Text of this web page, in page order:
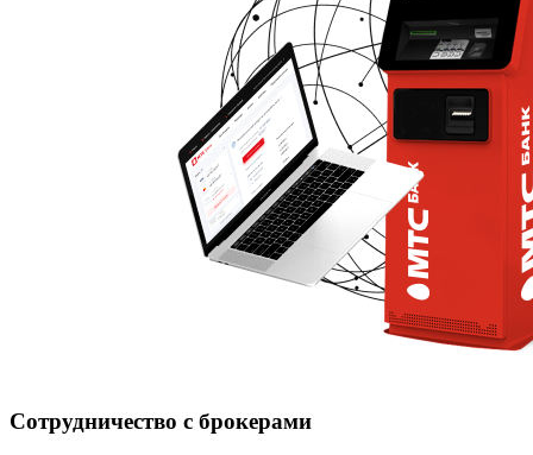
Сотрудничество с брокерами